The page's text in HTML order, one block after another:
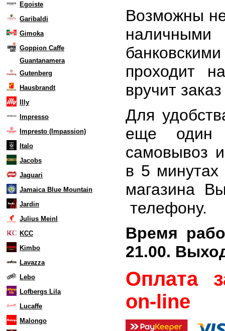
Egoiste
Garibaldi
Gimoka
Goppion Caffe
Guantanamera
Gutenberg
Hausbrandt
Illy
Impresso
Impresto (Impassion)
Italo
Jacobs
Jaguari
Jamaica Blue Mountain
Jardin
Julius Meinl
KCC
Kimbo
Lavazza
Lebo
Lofbergs Lila
Lucaffe
Malongo
Возможны
проходит
вручит
Для
еще один
самовывоз
в 5 минутах
магазина
телефону.
Время
21.00.
Оплата
on-line